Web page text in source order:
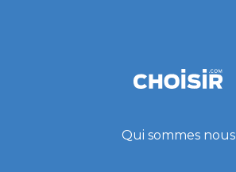
Qui sommes nous